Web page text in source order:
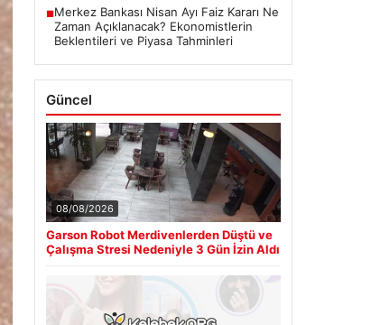
■Merkez Bankası Nisan Ayı Faiz Kararı Ne
Zaman Açıklanacak? Ekonomistlerin
Beklentileri ve Piyasa Tahminleri
Güncel
08/08/2026
Garson Robot Merdivenlerden Düştü ve
Çalışma Stresi Nedeniyle 3 Gün İzin Aldı